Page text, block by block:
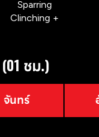
Sparring
Clinching +
ชม.)
จันทร์